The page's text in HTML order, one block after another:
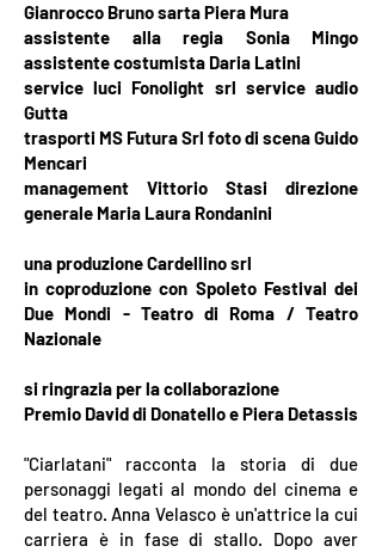
Gianrocco Bruno sarta Piera Mura
assistente alla regia Sonia Mingo
assistente costumista Daria Latini
service luci Fonolight srl service audio
Gutta
trasporti MS Futura Srl foto di scena Guido
Mencari
management Vittorio Stasi direzione
generale Maria Laura Rondanini
una produzione Cardellino srl
in coproduzione con Spoleto Festival dei
Due Mondi - Teatro di Roma / Teatro
Nazionale
si ringrazia per la collaborazione
Premio David di Donatello e Piera Detassis
"Ciarlatani" racconta la storia di due
personaggi legati al mondo del cinema e
del teatro. Anna Velasco è un'attrice la cui
carriera è in fase di stallo. Dopo aver